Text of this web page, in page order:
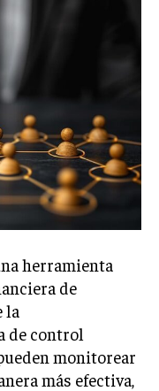
news from all
plan, you get access
ahead of the curve.
herramienta
de
la
de control
monitorear
más efectiva,